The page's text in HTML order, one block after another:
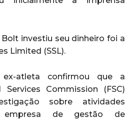
investiu seu dinheiro foi a
Limited (SSL).
atleta confirmou que a
Services Commission (FSC)
sobre atividades
empresa de gestão de